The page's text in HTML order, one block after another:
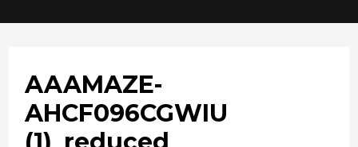
AAAMAZE-
AHCF096CGWIU